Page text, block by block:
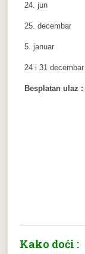
24. jun
25. decembar
5. januar
24 i 31 decembar
Besplatan ulaz :
Kako doći :